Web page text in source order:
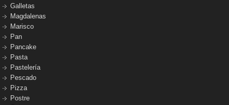
Galletas
Magdalenas
Marisco
Pan
Pancake
Pasta
Pastelería
Pescado
Pizza
Postre